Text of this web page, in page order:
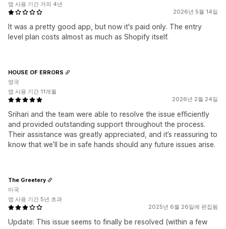
2026년 5월 14일
It was a pretty good app, but now it's paid only. The entry
level plan costs almost as much as Shopify itself.
앱 사용 기간 거의 4년
2026년 2월 24일
Srihari and the team were able to resolve the issue efficiently
and provided outstanding support throughout the process.
Their assistance was greatly appreciated, and it’s reassuring to
know that we’ll be in safe hands should any future issues arise.
HOUSE OF ERRORS
영국
앱 사용 기간 11개월
2025년 6월 26일에 편집됨
Update: This issue seems to finally be resolved (within a few
The Greetery
미국
앱 사용 기간 5년 초과